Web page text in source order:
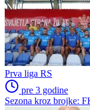
Prva liga RS
pre 3 godine
Sezona kroz brojke: